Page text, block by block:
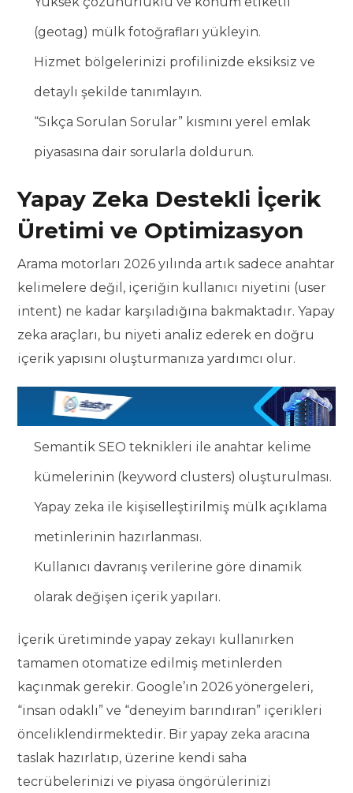
(geotag) mülk fotoğrafları yükleyin.
Hizmet bölgelerinizi profilinizde eksiksiz ve
detaylı şekilde tanımlayın.
“Sıkça Sorulan Sorular” kısmını yerel emlak
piyasasına dair sorularla doldurun.
Yapay Zeka Destekli İçerik
Üretimi ve Optimizasyon
Arama motorları 2026 yılında artık sadece anahtar
kelimelere değil, içeriğin kullanıcı niyetini (user
intent) ne kadar karşıladığına bakmaktadır. Yapay
zeka araçları, bu niyeti analiz ederek en doğru
içerik yapısını oluşturmanıza yardımcı olur.
Semantik SEO teknikleri ile anahtar kelime
kümelerinin (keyword clusters) oluşturulması.
Yapay zeka ile kişiselleştirilmiş mülk açıklama
metinlerinin hazırlanması.
Kullanıcı davranış verilerine göre dinamik
olarak değişen içerik yapıları.
İçerik üretiminde yapay zekayı kullanırken
tamamen otomatize edilmiş metinlerden
kaçınmak gerekir. Google’ın 2026 yönergeleri,
“insan odaklı” ve “deneyim barındıran” içerikleri
önceliklendirmektedir. Bir yapay zeka aracına
taslak hazırlatıp, üzerine kendi saha
tecrübelerinizi ve piyasa öngörülerinizi